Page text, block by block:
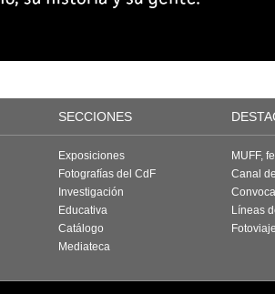
SECCIONES
Exposiciones
Fotografías del CdF
Investigación
Educativa
Catálogo
Mediateca
MUFF,
Canal
Líneas